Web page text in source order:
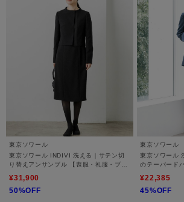
東京ソワール
東京ソワール INDIVI 洗える｜サテン切
り替えアンサンブル 【喪服・礼服・ブラ
¥31,900
50%OFF
東京ソワール
東京ソワール
のテーパード
¥22,385
45%OFF